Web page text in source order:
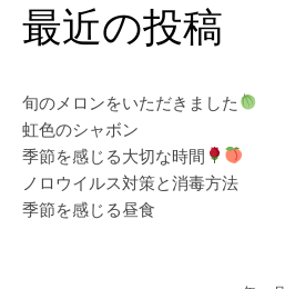
最近の投稿
旬のメロンをいただきました
虹色のシャボン
季節を感じる大切な時間
ノロウイルス対策と消毒方法
季節を感じる昼食